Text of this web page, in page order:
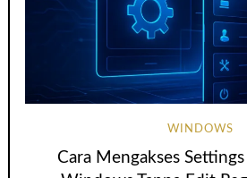
WINDOWS
Cara Mengakses